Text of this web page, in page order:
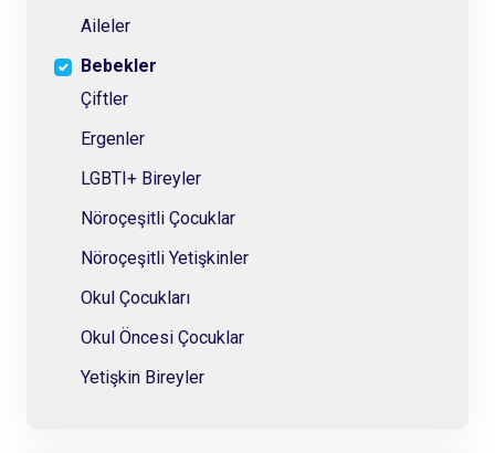
Aileler
Bebekler
Çiftler
Ergenler
LGBTI+ Bireyler
Nöroçeşitli Çocuklar
Nöroçeşitli Yetişkinler
Okul Çocukları
Okul Öncesi Çocuklar
Yetişkin Bireyler